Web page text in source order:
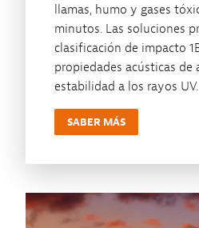
llamas, humo y gases
minutos. Las soluciones
clasificación de impacto
propiedades acústicas
estabilidad a los rayos UV.
SABER MÁS